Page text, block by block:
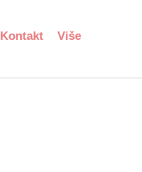
Kontakt Više